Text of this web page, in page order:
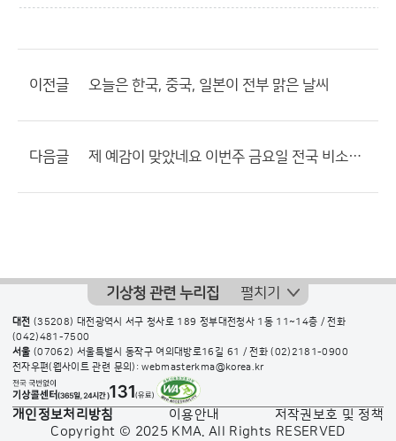
이전글 오늘은 한국, 중국, 일본이 전부 맑은 날씨
다음글 제 예감이 맞았네요 이번주 금요일 전국 비소식 ㅎㅎ
기상청 관련 누리집 펼치기
대전 (35208) 대전광역시 서구 청사로 189 정부대전청사 1동 11~14층 / 전화
(042)481-7500
서울 (07062) 서울특별시 동작구 여의대방로16길 61 / 전화(02)2181-0900
전자우편(웹사이트 관련 문의): webmasterkma@korea.kr
개인정보처리방침 이용안내
저작권보호 및 정책
Copyright © 2025 KMA. All Rights RESERVED